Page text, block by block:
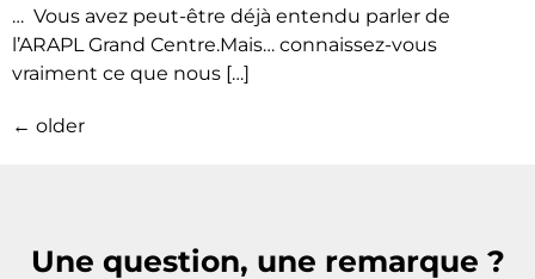
… Vous avez peut-être déjà entendu parler de
l’ARAPL Grand Centre.Mais… connaissez-vous
vraiment ce que nous […]
← older
Une question, une remarque ?